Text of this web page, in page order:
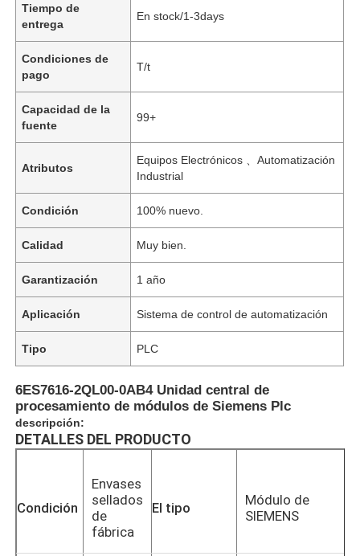
Tiempo de
entrega
En stock/1-3days
Condiciones de
pago
T/t
Capacidad de la
fuente
99+
Atributos
Equipos Electrónicos 、Automatización
Industrial
Condición 100% nuevo.
Calidad Muy bien.
Garantización 1 año
Aplicación Sistema de control de automatización
Tipo PLC
6ES7616-2QL00-0AB4 Unidad central de
procesamiento de módulos de Siemens Plc
descripción:
DETALLES DEL PRODUCTO
Condición
Envases
sellados
de
fábrica
El tipo
Módulo de
SIEMENS